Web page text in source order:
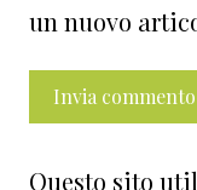
un nuovo
Questo sito